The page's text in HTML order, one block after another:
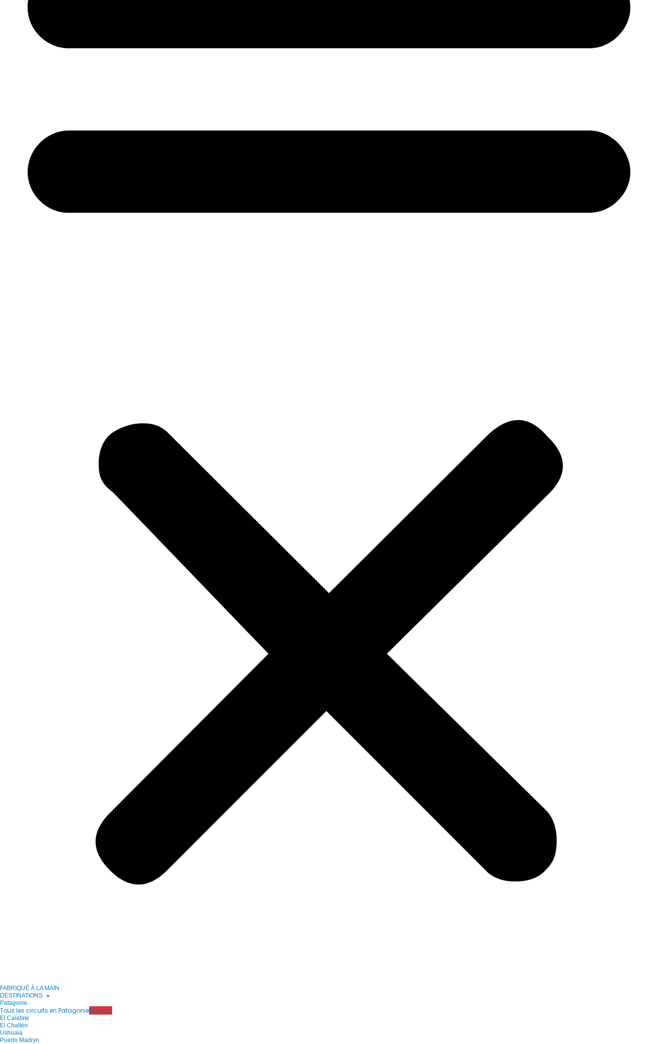
FABRIQUÉ À LA MAIN
DESTINATIONS
Patagonie
Tous les circuits en PatagonieOuvrez !
El Calafate
El Chaltén
Ushuaia
Puerto Madryn